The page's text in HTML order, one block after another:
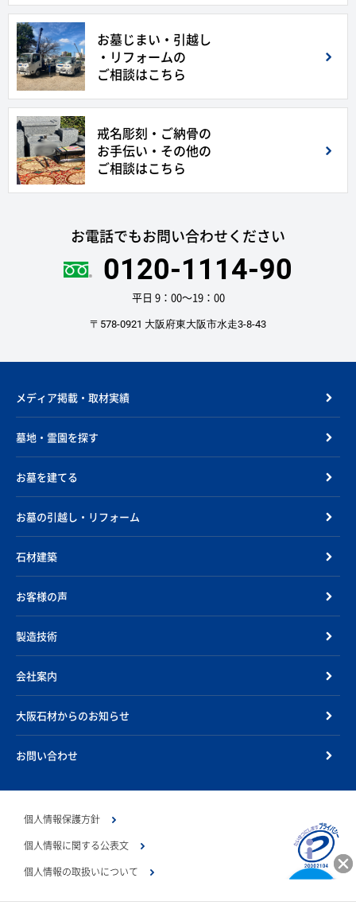
お墓じまい・引越し
・リフォームの
ご相談はこちら
戒名彫刻・ご納骨の
お手伝い・その他の
ご相談はこちら
お電話でもお問い合わせください
0120-1114-90
平日 9：00〜19：00
〒578-0921 大阪府東大阪市水走3-8-43
メディア掲載・取材実績
墓地・霊園を探す
お墓を建てる
お墓の引越し・リフォーム
石材建築
お客様の声
製造技術
会社案内
大阪石材からのお知らせ
お問い合わせ
個人情報保護方針
個人情報に関する公表文
個人情報の取扱いについて